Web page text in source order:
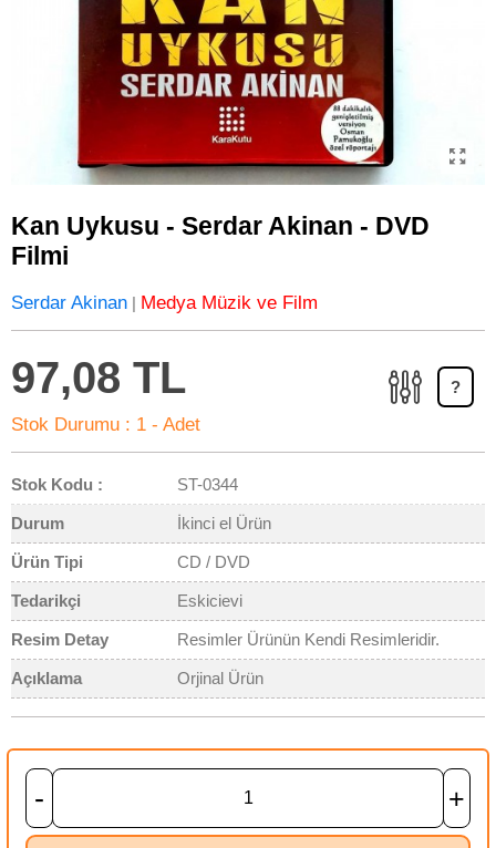
Kan Uykusu - Serdar Akinan - DVD
Filmi
Serdar Akinan | Medya Müzik ve Film
97,08 TL
Stok Durumu : 1 - Adet
?
Stok Kodu : ST-0344
Durum İkinci el Ürün
Ürün Tipi CD / DVD
Tedarikçi Eskicievi
Resim Detay Resimler Ürünün Kendi Resimleridir.
Açıklama Orjinal Ürün
- +